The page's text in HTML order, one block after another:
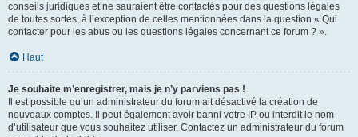
conseils juridiques et ne sauraient être contactés pour des questions légales
de toutes sortes, à l’exception de celles mentionnées dans la question « Qui
contacter pour les abus ou les questions légales concernant ce forum ? ».
Haut
Je souhaite m’enregistrer, mais je n’y parviens pas !
Il est possible qu’un administrateur du forum ait désactivé la création de
nouveaux comptes. Il peut également avoir banni votre IP ou interdit le nom
d’utilisateur que vous souhaitez utiliser. Contactez un administrateur du forum